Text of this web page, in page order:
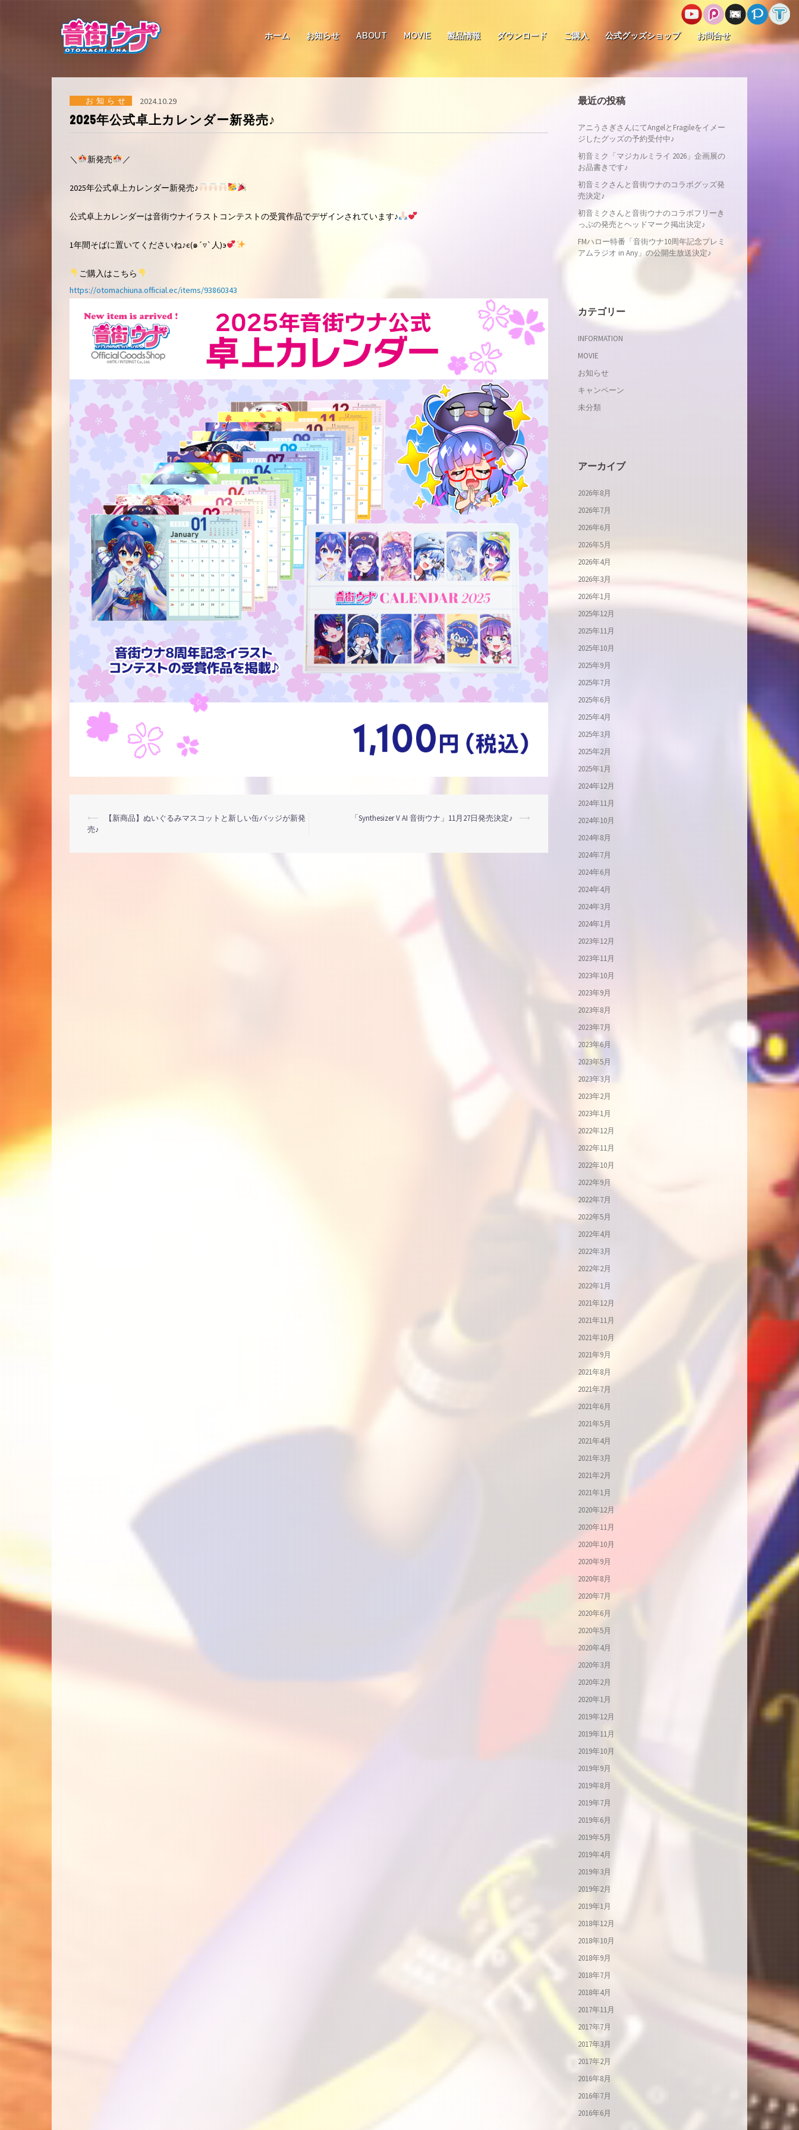
コ
ン
テ
ン
ツ
へ
ス
キ
ッ
プ
ホーム お知らせ ABOUT MOVIE 製品情報 ダウンロード ご購入 公式グッズショップ お問合せ
お知らせ 2024.10.29
2025年公式卓上カレンダー新発売♪
＼ 新発売 ／
2025年公式卓上カレンダー新発売♪
公式卓上カレンダーは音街ウナイラストコンテストの受賞作品でデザインされています♪
1年間そばに置いてくださいね♪є(๑´▿`人)э
ご購入はこちら
https://otomachiuna.official.ec/items/93860343
投
稿
ョ
⟵
【新商品】ぬいぐるみマスコットと新しい缶バッジが新発
売♪
「Synthesizer V AI 音街ウナ」11月27日発売決定♪ ⟶
最近の投稿
アニうさぎさんにてAngelとFragileをイメー
ジしたグッズの予約受付中♪
初音ミク「マジカルミライ 2026」企画展の
お品書きです♪
初音ミクさんと音街ウナのコラボグッズ発
売決定♪
初音ミクさんと音街ウナのコラボフリーき
っぷの発売とヘッドマーク掲出決定♪
FMハロー特番「音街ウナ10周年記念プレミ
アムラジオ in Any」の公開生放送決定♪
カテゴリー
INFORMATION
MOVIE
お知らせ
キャンペーン
未分類
アーカイブ
2026年8月
2026年7月
2026年6月
2026年5月
2026年4月
2026年3月
2026年1月
2025年12月
2025年11月
2025年10月
2025年9月
2025年7月
2025年6月
2025年4月
2025年3月
2025年2月
2025年1月
2024年12月
2024年11月
2024年10月
2024年8月
2024年7月
2024年6月
2024年4月
2024年3月
2024年1月
2023年12月
2023年11月
2023年10月
2023年9月
2023年8月
2023年7月
2023年6月
2023年5月
2023年3月
2023年2月
2023年1月
2022年12月
2022年11月
2022年10月
2022年9月
2022年7月
2022年5月
2022年4月
2022年3月
2022年2月
2022年1月
2021年12月
2021年11月
2021年10月
2021年9月
2021年8月
2021年7月
2021年6月
2021年5月
2021年4月
2021年3月
2021年2月
2021年1月
2020年12月
2020年11月
2020年10月
2020年9月
2020年8月
2020年7月
2020年6月
2020年5月
2020年4月
2020年3月
2020年2月
2020年1月
2019年12月
2019年11月
2019年10月
2019年9月
2019年8月
2019年7月
2019年6月
2019年5月
2019年4月
2019年3月
2019年2月
2019年1月
2018年12月
2018年10月
2018年9月
2018年7月
2018年4月
2017年11月
2017年7月
2017年3月
2017年2月
2016年8月
2016年7月
2016年6月